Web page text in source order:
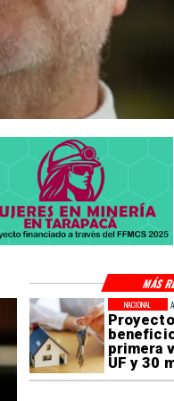
primera
UF y 30
NACIONAL
MÁS